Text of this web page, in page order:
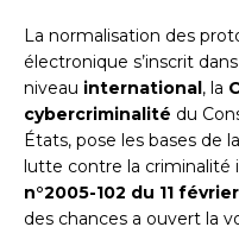
La normalisation des
électronique s’inscrit
niveau international, la
cybercriminalité du
États, pose les bases de
lutte contre la criminalité
n°2005-102 du 11
des chances a ouvert la